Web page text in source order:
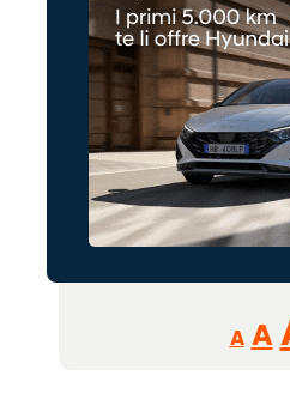
A A